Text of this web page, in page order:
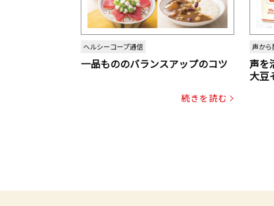
ヘルシーコープ通信
一品もののバランスアップのコツ
続きを読む
声か
声を
大豆